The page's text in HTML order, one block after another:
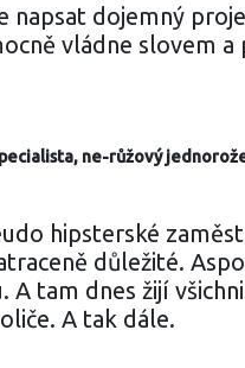
napsat dojemný
vládne slovem a
ne-růžový
hipsterské
důležité.
A tam dnes žijí
A tak dále.